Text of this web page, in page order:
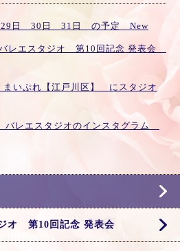
29日 30日 31日 の予定 New
レエスタジオ 第10回記念 発表会
いぷれ【江戸川区】 にスタジオ
レエスタジオのインスタグラム
オ 第10回記念 発表会